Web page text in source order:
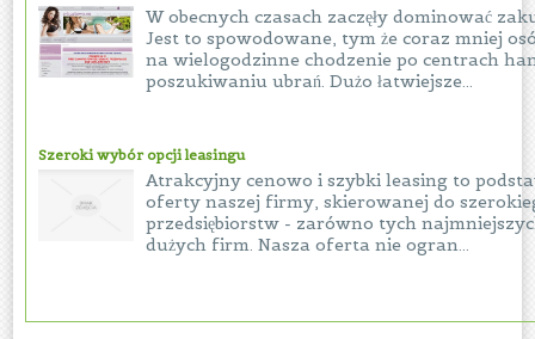
W obecnych czasach zaczęły dominować
Jest to spowodowane, tym że coraz mniej
na wielogodzinne chodzenie po centrach
poszukiwaniu ubrań. Dużo łatwiejsze...
Szeroki wybór opcji leasingu
Atrakcyjny cenowo i szybki leasing to
oferty naszej firmy, skierowanej do
przedsiębiorstw - zarówno tych
dużych firm. Nasza oferta nie ogran...